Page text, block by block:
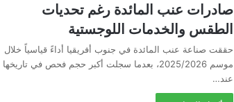
صادرات عنب المائدة رغم تحديات
الطقس والخدمات اللوجستية
حققت صناعة عنب المائدة في جنوب أفريقيا أداءً قياسياً خلال
موسم 2025/2026، بعدما سجلت أكبر حجم فحص في تاريخها
عند…